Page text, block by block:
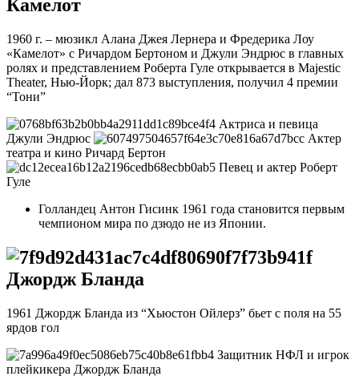
Камелот
1960 г. – мюзикл Алана Джея Лернера и Фредерика Лоу
«Камелот» с Ричардом Бертоном и Джули Эндрюс в главных
ролях и представлением Роберта Гуле открывается в Majestic
Theater, Нью-Йорк; дал 873 выступления, получил 4 премии
“Тони”
Актриса и певица
Джули Эндрюс
Актер
театра и кино Ричард Бертон
Певец и актер Роберт
Гуле
Голландец Антон Гисинк 1961 года становится первым
чемпионом мира по дзюдо не из Японии.
Джордж Бланда
1961 Джордж Бланда из “Хьюстон Ойлерз” бьет с поля на 55
ярдов гол
Защитник НФЛ и игрок
плейкикера Джордж Бланда